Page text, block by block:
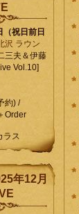
祝日前日
沢 ラウン
三夫＆伊藤
Vol.10]
約) /
Order
ラス
年12月